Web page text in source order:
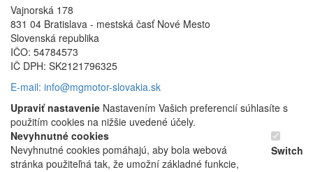
Vajnorská 178
831 04 Bratislava - mestská časť Nové Mesto
Slovenská republika
IČO: 54784573
IČ DPH: SK2121796325
E-mail: info@mgmotor-slovakia.sk
Upraviť nastavenie Nastavením Vašich preferencií súhlasíte s
použitím cookies na nižšie uvedené účely.
Nevyhnutné cookies
Nevyhnutné cookies pomáhajú, aby bola webová
stránka použiteľná tak, že umožní základné funkcie,
Switch